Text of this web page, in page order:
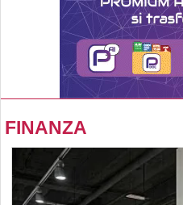
FINANZA